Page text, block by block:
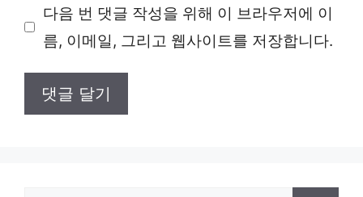
이 다음 번 댓글 작성을 위해 이 브라우저에 이
름, 이메일, 그리고 웹사이트를 저장합니다.